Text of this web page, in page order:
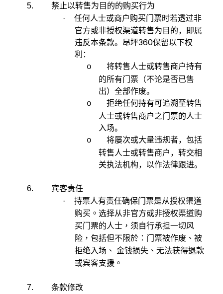
5. 禁止以转售为目的的购买行为
·
任何人士或商户购买门票时若透过非
官方或非授权渠道转售为目的，即属
违反本条款。昂坪360保留以下权
利：
o 将转售人士或转售商户持有
的所有门票（不论是否已售
出）全部作废。
o 拒绝任何持有可追溯至转售
人士或转售商户之门票的人士
入场。
o 将屡次或大量违规者，包括
转售人士或转售商户，转交相
关执法机构，以作法律跟进。
6. 宾客责任
·
持票人有责任确保门票是从授权渠道
购买。选择从非官方或非授权渠道购
买门票的人士，须自行承担一切风
险，包括但不限於：门票被作废、被
拒绝入场、 金钱损失、无法获得退款
或宾客支援。
7. 条款修改